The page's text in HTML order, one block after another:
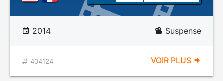
2014 Suspense
404124 VOIR PLUS